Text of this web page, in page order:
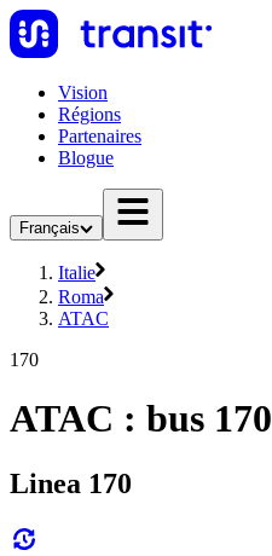
Vision
Régions
Partenaires
Blogue
Français
Italie
Roma
ATAC
170
ATAC : bus 170
Linea 170